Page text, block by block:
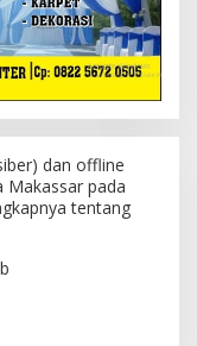
dan offline
Makassar pada
tentang